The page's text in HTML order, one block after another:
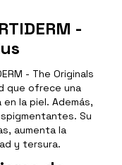
-
- The Originals
que ofrece una
la piel. Además,
Su
aumenta la
y tersura.